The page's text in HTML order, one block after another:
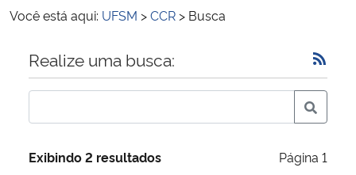
Ministério das Relações Exteriores
Ministério da Economia
Ministério da Infraestrutura
Você está aqui: UFSM >CCR > Busca
Início do conteúdo
Realize uma busca:
Exibindo 2 resultados Página 1